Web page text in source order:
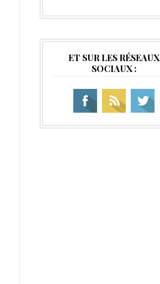
ET SUR LES RÉSEAUX
SOCIAUX :